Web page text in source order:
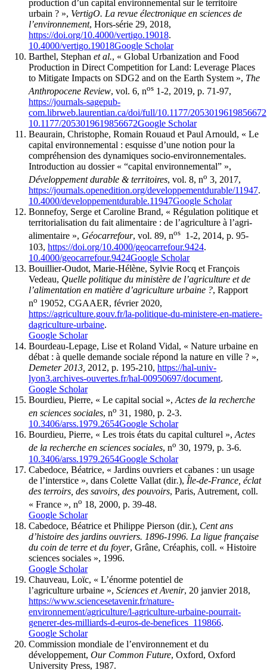
production d’un capital environnemental sur le territoire
urbain ? », VertigO. La revue électronique en sciences de
l’environnement, Hors-série 29, 2018,
https://doi.org/10.4000/vertigo.19018.
10.4000/vertigo.19018Google Scholar
Barthel, Stephan et al., « Global Urbanization and Food
Production in Direct Competition for Land: Leverage Places
to Mitigate Impacts on SDG2 and on the Earth System », The
Anthropocene Review, vol. 6, nos 1-2, 2019, p. 71-97,
https://journals-sagepub-
com.librweb.laurentian.ca/doi/full/10.1177/2053019619856672
10.1177/2053019619856672Google Scholar
Beaurain, Christophe, Romain Rouaud et Paul Arnould, « Le
capital environnemental : esquisse d’une notion pour la
compréhension des dynamiques socio-environnementales.
Introduction au dossier « “capital environnemental” »,
Développement durable & territoires, vol. 8, no 3, 2017,
https://journals.openedition.org/developpementdurable/11947.
10.4000/developpementdurable.11947Google Scholar
Bonnefoy, Serge et Caroline Brand, « Régulation politique et
territorialisation du fait alimentaire : de l’agriculture à l’agri-
alimentaire », Géocarrefour, vol. 89, nos 1-2, 2014, p. 95-
103, https://doi.org/10.4000/geocarrefour.9424.
10.4000/geocarrefour.9424Google Scholar
Bouillier-Oudot, Marie-Hélène, Sylvie Rocq et François
Vedeau, Quelle politique du ministère de l’agriculture et de
l’alimentation en matière d’agriculture urbaine ?, Rapport
no 19052, CGAAER, février 2020,
https://agriculture.gouv.fr/la-politique-du-ministere-en-matiere-
dagriculture-urbaine.
Google Scholar
Bourdeau-Lepage, Lise et Roland Vidal, « Nature urbaine en
débat : à quelle demande sociale répond la nature en ville ? »,
Demeter 2013, 2012, p. 195-210, https://hal-univ-
lyon3.archives-ouvertes.fr/hal-00950697/document.
Google Scholar
Bourdieu, Pierre, « Le capital social », Actes de la recherche
en sciences sociales, no 31, 1980, p. 2-3.
10.3406/arss.1979.2654Google Scholar
Bourdieu, Pierre, « Les trois états du capital culturel », Actes
de la recherche en sciences sociales, no 30, 1979, p. 3-6.
10.3406/arss.1979.2654Google Scholar
Cabedoce, Béatrice, « Jardins ouvriers et cabanes : un usage
de l’interstice », dans Colette Vallat (dir.), Île-de-France, éclat
des terroirs, des savoirs, des pouvoirs, Paris, Autrement, coll.
« France », no 18, 2000, p. 39-48.
Google Scholar
Cabedoce, Béatrice et Philippe Pierson (dir.), Cent ans
d’histoire des jardins ouvriers. 1896-1996. La ligue française
du coin de terre et du foyer, Grâne, Créaphis, coll. « Histoire
sciences sociales », 1996.
Google Scholar
Chauveau, Loïc, « L’énorme potentiel de
l’agriculture urbaine », Sciences et Avenir, 20 janvier 2018,
https://www.sciencesetavenir.fr/nature-
environnement/agriculture/l-agriculture-urbaine-pourrait-
generer-des-milliards-d-euros-de-benefices_119866.
Google Scholar
Commission mondiale de l’environnement et du
développement, Our Common Future, Oxford, Oxford
University Press, 1987.